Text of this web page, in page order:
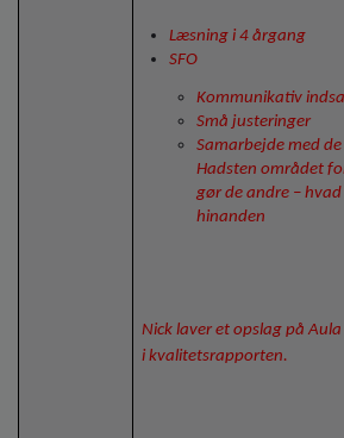
Læsning i 4 årgang
SFO
Kommunikativ
Små justeringer
Samarbejde med de
Hadsten området
gør de andre –
hinanden
Nick laver et opslag på
i kvalitetsrapporten.